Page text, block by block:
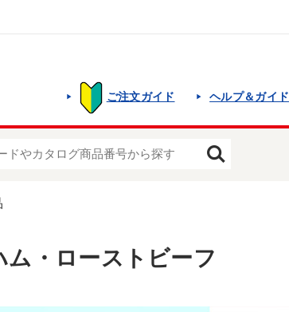
ご注文ガイド ヘルプ＆ガイド
ム・ローストビーフ